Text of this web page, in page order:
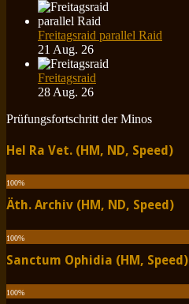
Freitagsraid parallel Raid
21 Aug. 26
Freitagsraid
28 Aug. 26
Prüfungsfortschritt der Minos
Hel Ra Vet. (HM, ND, Speed)
100%
Äth. Archiv (HM, ND, Speed)
100%
Sanctum Ophidia (HM, Speed)
100%